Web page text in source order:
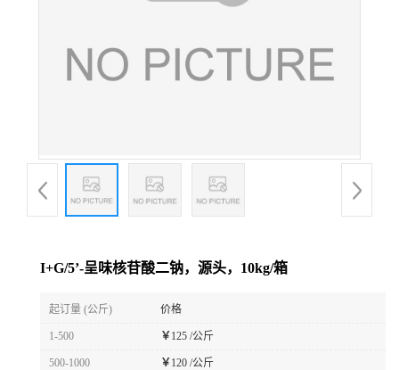
I+G/5’-呈味核苷酸二钠，源头，10kg/箱
起订量 (公斤) 价格
1-500 ￥ 125 /公斤
500-1000 ￥ 120 /公斤